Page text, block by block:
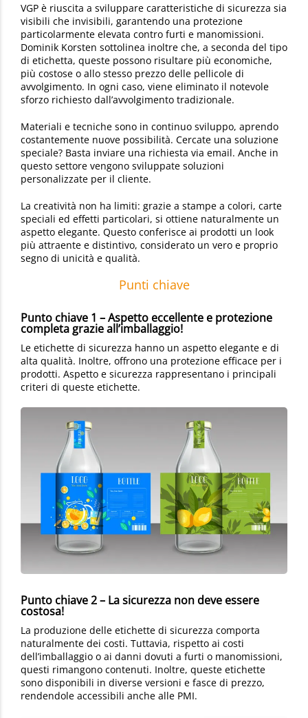
VGP è riuscita a sviluppare caratteristiche di sicurezza sia
visibili che invisibili, garantendo una protezione
particolarmente elevata contro furti e manomissioni.
Dominik Korsten sottolinea inoltre che, a seconda del tipo
di etichetta, queste possono risultare più economiche,
più costose o allo stesso prezzo delle pellicole di
avvolgimento. In ogni caso, viene eliminato il notevole
sforzo richiesto dall’avvolgimento tradizionale.
Materiali e tecniche sono in continuo sviluppo, aprendo
costantemente nuove possibilità. Cercate una soluzione
speciale? Basta inviare una richiesta via email. Anche in
questo settore vengono sviluppate soluzioni
personalizzate per il cliente.
La creatività non ha limiti: grazie a stampe a colori, carte
speciali ed effetti particolari, si ottiene naturalmente un
aspetto elegante. Questo conferisce ai prodotti un look
più attraente e distintivo, considerato un vero e proprio
segno di unicità e qualità.
Punti chiave
Punto chiave 1 – Aspetto eccellente e protezione
completa grazie all’imballaggio!
Le etichette di sicurezza hanno un aspetto elegante e di
alta qualità. Inoltre, offrono una protezione efficace per i
prodotti. Aspetto e sicurezza rappresentano i principali
criteri di queste etichette.
Punto chiave 2 – La sicurezza non deve essere
costosa!
La produzione delle etichette di sicurezza comporta
naturalmente dei costi. Tuttavia, rispetto ai costi
dell’imballaggio o ai danni dovuti a furti o manomissioni,
questi rimangono contenuti. Inoltre, queste etichette
sono disponibili in diverse versioni e fasce di prezzo,
rendendole accessibili anche alle PMI.